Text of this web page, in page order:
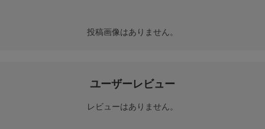
投稿画像はありません。
ユーザーレビュー
レビューはありません。